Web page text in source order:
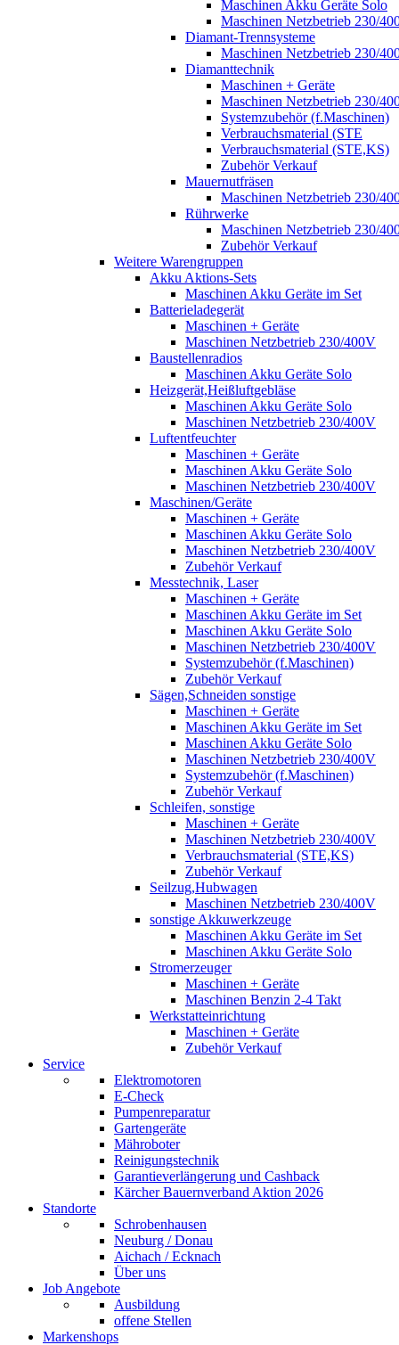
Maschinen Akku Geräte Solo
Maschinen Netzbetrieb 230/
Diamant-Trennsysteme
Maschinen Netzbetrieb 230/
Diamanttechnik
Maschinen + Geräte
Maschinen Netzbetrieb 230/
Systemzubehör (f.Maschinen)
Verbrauchsmaterial (STE
Verbrauchsmaterial (STE,KS)
Zubehör Verkauf
Mauernutfräsen
Maschinen Netzbetrieb 230/
Rührwerke
Maschinen Netzbetrieb 230/
Zubehör Verkauf
Weitere Warengruppen
Akku Aktions-Sets
Maschinen Akku Geräte im Set
Batterieladegerät
Maschinen + Geräte
Maschinen Netzbetrieb 230/400V
Baustellenradios
Maschinen Akku Geräte Solo
Heizgerät,Heißluftgebläse
Maschinen Akku Geräte Solo
Maschinen Netzbetrieb 230/400V
Luftentfeuchter
Maschinen + Geräte
Maschinen Akku Geräte Solo
Maschinen Netzbetrieb 230/400V
Maschinen/Geräte
Maschinen + Geräte
Maschinen Akku Geräte Solo
Maschinen Netzbetrieb 230/400V
Zubehör Verkauf
Messtechnik, Laser
Maschinen + Geräte
Maschinen Akku Geräte im Set
Maschinen Akku Geräte Solo
Maschinen Netzbetrieb 230/400V
Systemzubehör (f.Maschinen)
Zubehör Verkauf
Sägen,Schneiden sonstige
Maschinen + Geräte
Maschinen Akku Geräte im Set
Maschinen Akku Geräte Solo
Maschinen Netzbetrieb 230/400V
Systemzubehör (f.Maschinen)
Zubehör Verkauf
Schleifen, sonstige
Maschinen + Geräte
Maschinen Netzbetrieb 230/400V
Verbrauchsmaterial (STE,KS)
Zubehör Verkauf
Seilzug,Hubwagen
Maschinen Netzbetrieb 230/400V
sonstige Akkuwerkzeuge
Maschinen Akku Geräte im Set
Maschinen Akku Geräte Solo
Stromerzeuger
Maschinen + Geräte
Maschinen Benzin 2-4 Takt
Werkstatteinrichtung
Maschinen + Geräte
Zubehör Verkauf
Service
Elektromotoren
E-Check
Pumpenreparatur
Gartengeräte
Mähroboter
Reinigungstechnik
Garantieverlängerung und Cashback
Kärcher Bauernverband Aktion 2026
Standorte
Schrobenhausen
Neuburg / Donau
Aichach / Ecknach
Über uns
Job Angebote
Ausbildung
offene Stellen
Markenshops